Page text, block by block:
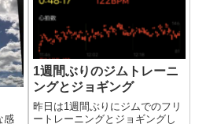
感
1週間ぶりのジムトレーニ
ングとジョギング
昨日は1週間ぶりにジムでのフリ
ートレーニングとジョギングし